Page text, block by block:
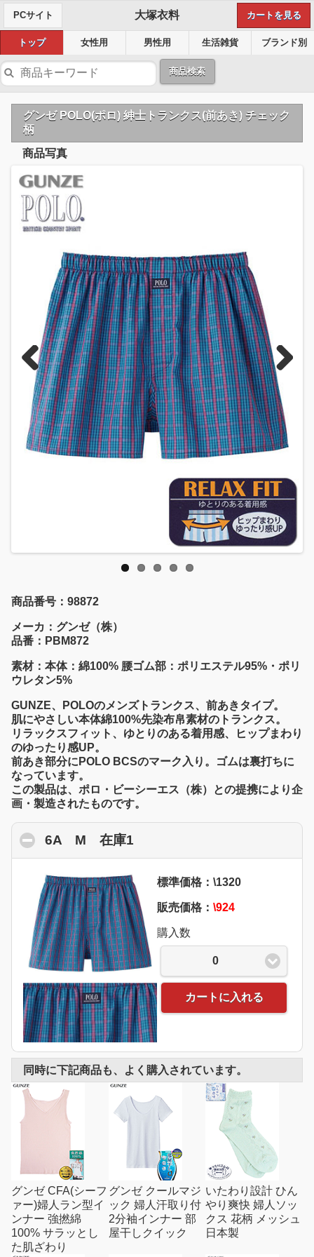
PCサイト 大塚衣料 カートを見る
トップ 女性用 男性用 生活雑貨 ブランド別
商品検索
グンゼ POLO(ポロ) 紳士トランクス(前あき) チェック
柄
商品写真
Previous Next
商品番号：98872
メーカ：グンゼ（株）
品番：PBM872
素材：本体：綿100% 腰ゴム部：ポリエステル95%・ポリ
ウレタン5%
GUNZE、POLOのメンズトランクス、前あきタイプ。
肌にやさしい本体綿100%先染布帛素材のトランクス。
リラックスフィット、ゆとりのある着用感、ヒップまわり
のゆったり感UP。
前あき部分にPOLO BCSのマーク入り。ゴムは裏打ちに
なっています。
この製品は、ポロ・ビーシーエス（株）との提携により企
画・製造されたものです。
6A M 在庫1
標準価格：\1320
販売価格： \924
購入数
0
カートに入れる
同時に下記商品も、よく購入されています。
グンゼ CFA(シーフ
ァー)婦人ラン型イ
ンナー 強撚綿
100% サラッとし
た肌ざわり
グンゼ クールマジ
ック 婦人汗取り付
2分袖インナー 部
屋干しクイック
いたわり設計 ひん
やり爽快 婦人ソッ
クス 花柄 メッシュ
日本製